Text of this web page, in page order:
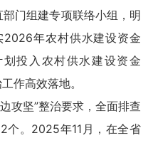
门组建专项联络小组，明
年农村供水建设资金
投入农村供水建设资金
作高效落地。
攻坚”整治要求，全面排查
个。2025年11月，在全省